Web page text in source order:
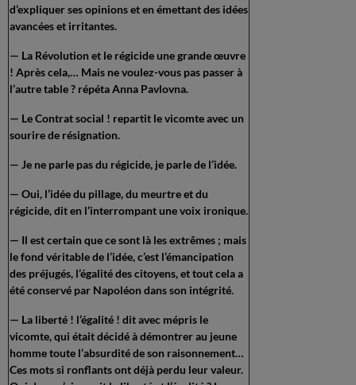
d’expliquer ses opinions et en émettant des idées
avancées et irritantes.
— La Révolution et le régicide une grande œuvre
! Après cela,… Mais ne voulez-vous pas passer à
l’autre table ? répéta Anna Pavlovna.
— Le Contrat social ! repartit le vicomte avec un
sourire de résignation.
— Je ne parle pas du régicide, je parle de l’idée.
— Oui, l’idée du pillage, du meurtre et du
régicide, dit en l’interrompant une voix ironique.
— Il est certain que ce sont là les extrêmes ; mais
le fond véritable de l’idée, c’est l’émancipation
des préjugés, l’égalité des citoyens, et tout cela a
été conservé par Napoléon dans son intégrité.
— La liberté ! l’égalité ! dit avec mépris le
vicomte, qui était décidé à démontrer au jeune
homme toute l’absurdité de son raisonnement…
Ces mots si ronflants ont déjà perdu leur valeur.